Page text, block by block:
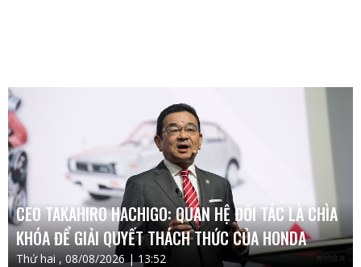
CEO TAKAHIRO HACHIGO: QUAN HỆ ĐỐI TÁC LÀ CHÌA
KHÓA ĐỂ GIẢI QUYẾT THÁCH THỨC CỦA HONDA
Thứ hai , 08/08/2026 | 13:52